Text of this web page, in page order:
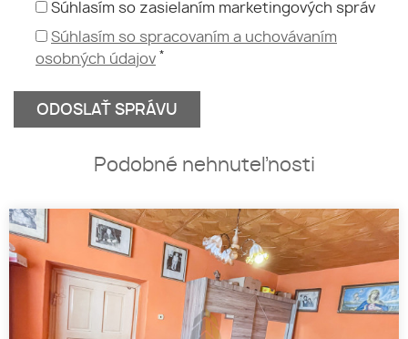
Súhlasím so zasielaním marketingových správ
Súhlasím so spracovaním a uchovávaním
osobných údajov *
Podobné nehnuteľnosti